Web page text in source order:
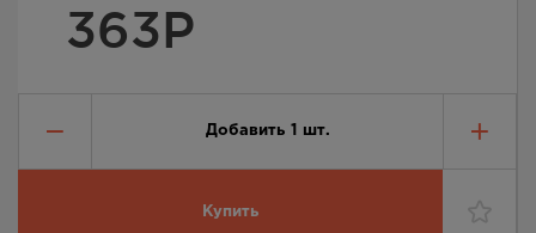
363Р
Добавить 1 шт.
Купить